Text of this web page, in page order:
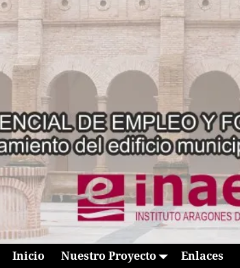
Inicio Nuestro Proyecto Enlaces